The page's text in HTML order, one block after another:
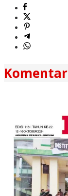
Komentar